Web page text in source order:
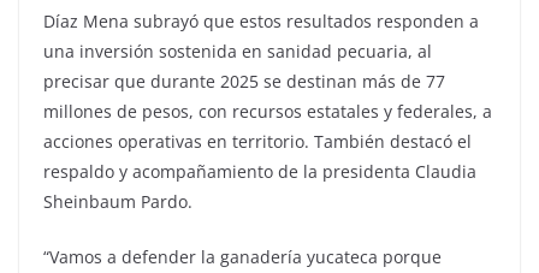
Díaz Mena subrayó que estos resultados responden a
una inversión sostenida en sanidad pecuaria, al
precisar que durante 2025 se destinan más de 77
millones de pesos, con recursos estatales y federales, a
acciones operativas en territorio. También destacó el
respaldo y acompañamiento de la presidenta Claudia
Sheinbaum Pardo.
“Vamos a defender la ganadería yucateca porque